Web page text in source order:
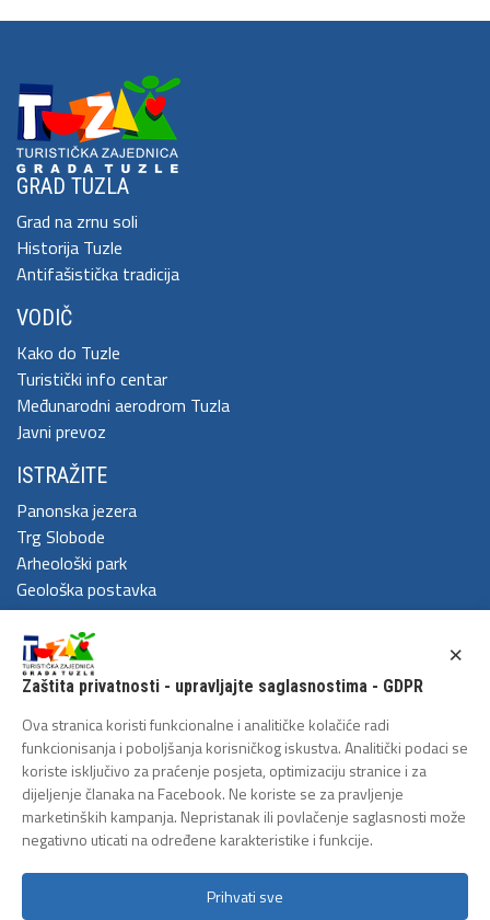
GRAD TUZLA
Grad na zrnu soli
Historija Tuzle
Antifašistička tradicija
VODIČ
Kako do Tuzle
Turistički info centar
Međunarodni aerodrom Tuzla
Javni prevoz
ISTRAŽITE
Panonska jezera
Trg Slobode
Arheološki park
Geološka postavka
DOŽIVITE
Festival Kaleidoskop
Cum Grano Salis
Ljeto u Tuzli
Tuzlanski polumaraton
Tuzlanska biciklijada
ZAŠTITA LIČNIH PODATAKA
Politika privatnosti
Zaštita privatnosti - upravljajte saglasnostima - GDPR
×
Ova stranica koristi funkcionalne i analitičke kolačiće radi
funkcionisanja i poboljšanja korisničkog iskustva. Analitički podaci se
koriste isključivo za praćenje posjeta, optimizaciju stranice i za
dijeljenje članaka na Facebook. Ne koriste se za pravljenje
marketinških kampanja. Nepristanak ili povlačenje saglasnosti može
negativno uticati na određene karakteristike i funkcije.
Prihvati sve